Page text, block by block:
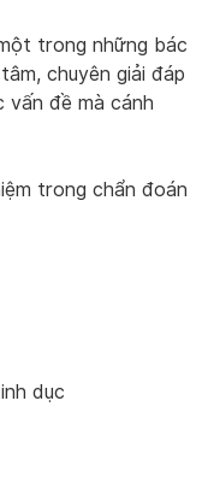
trong những bác
chuyên giải đáp
vấn đề mà cánh
trong chẩn đoán
dục